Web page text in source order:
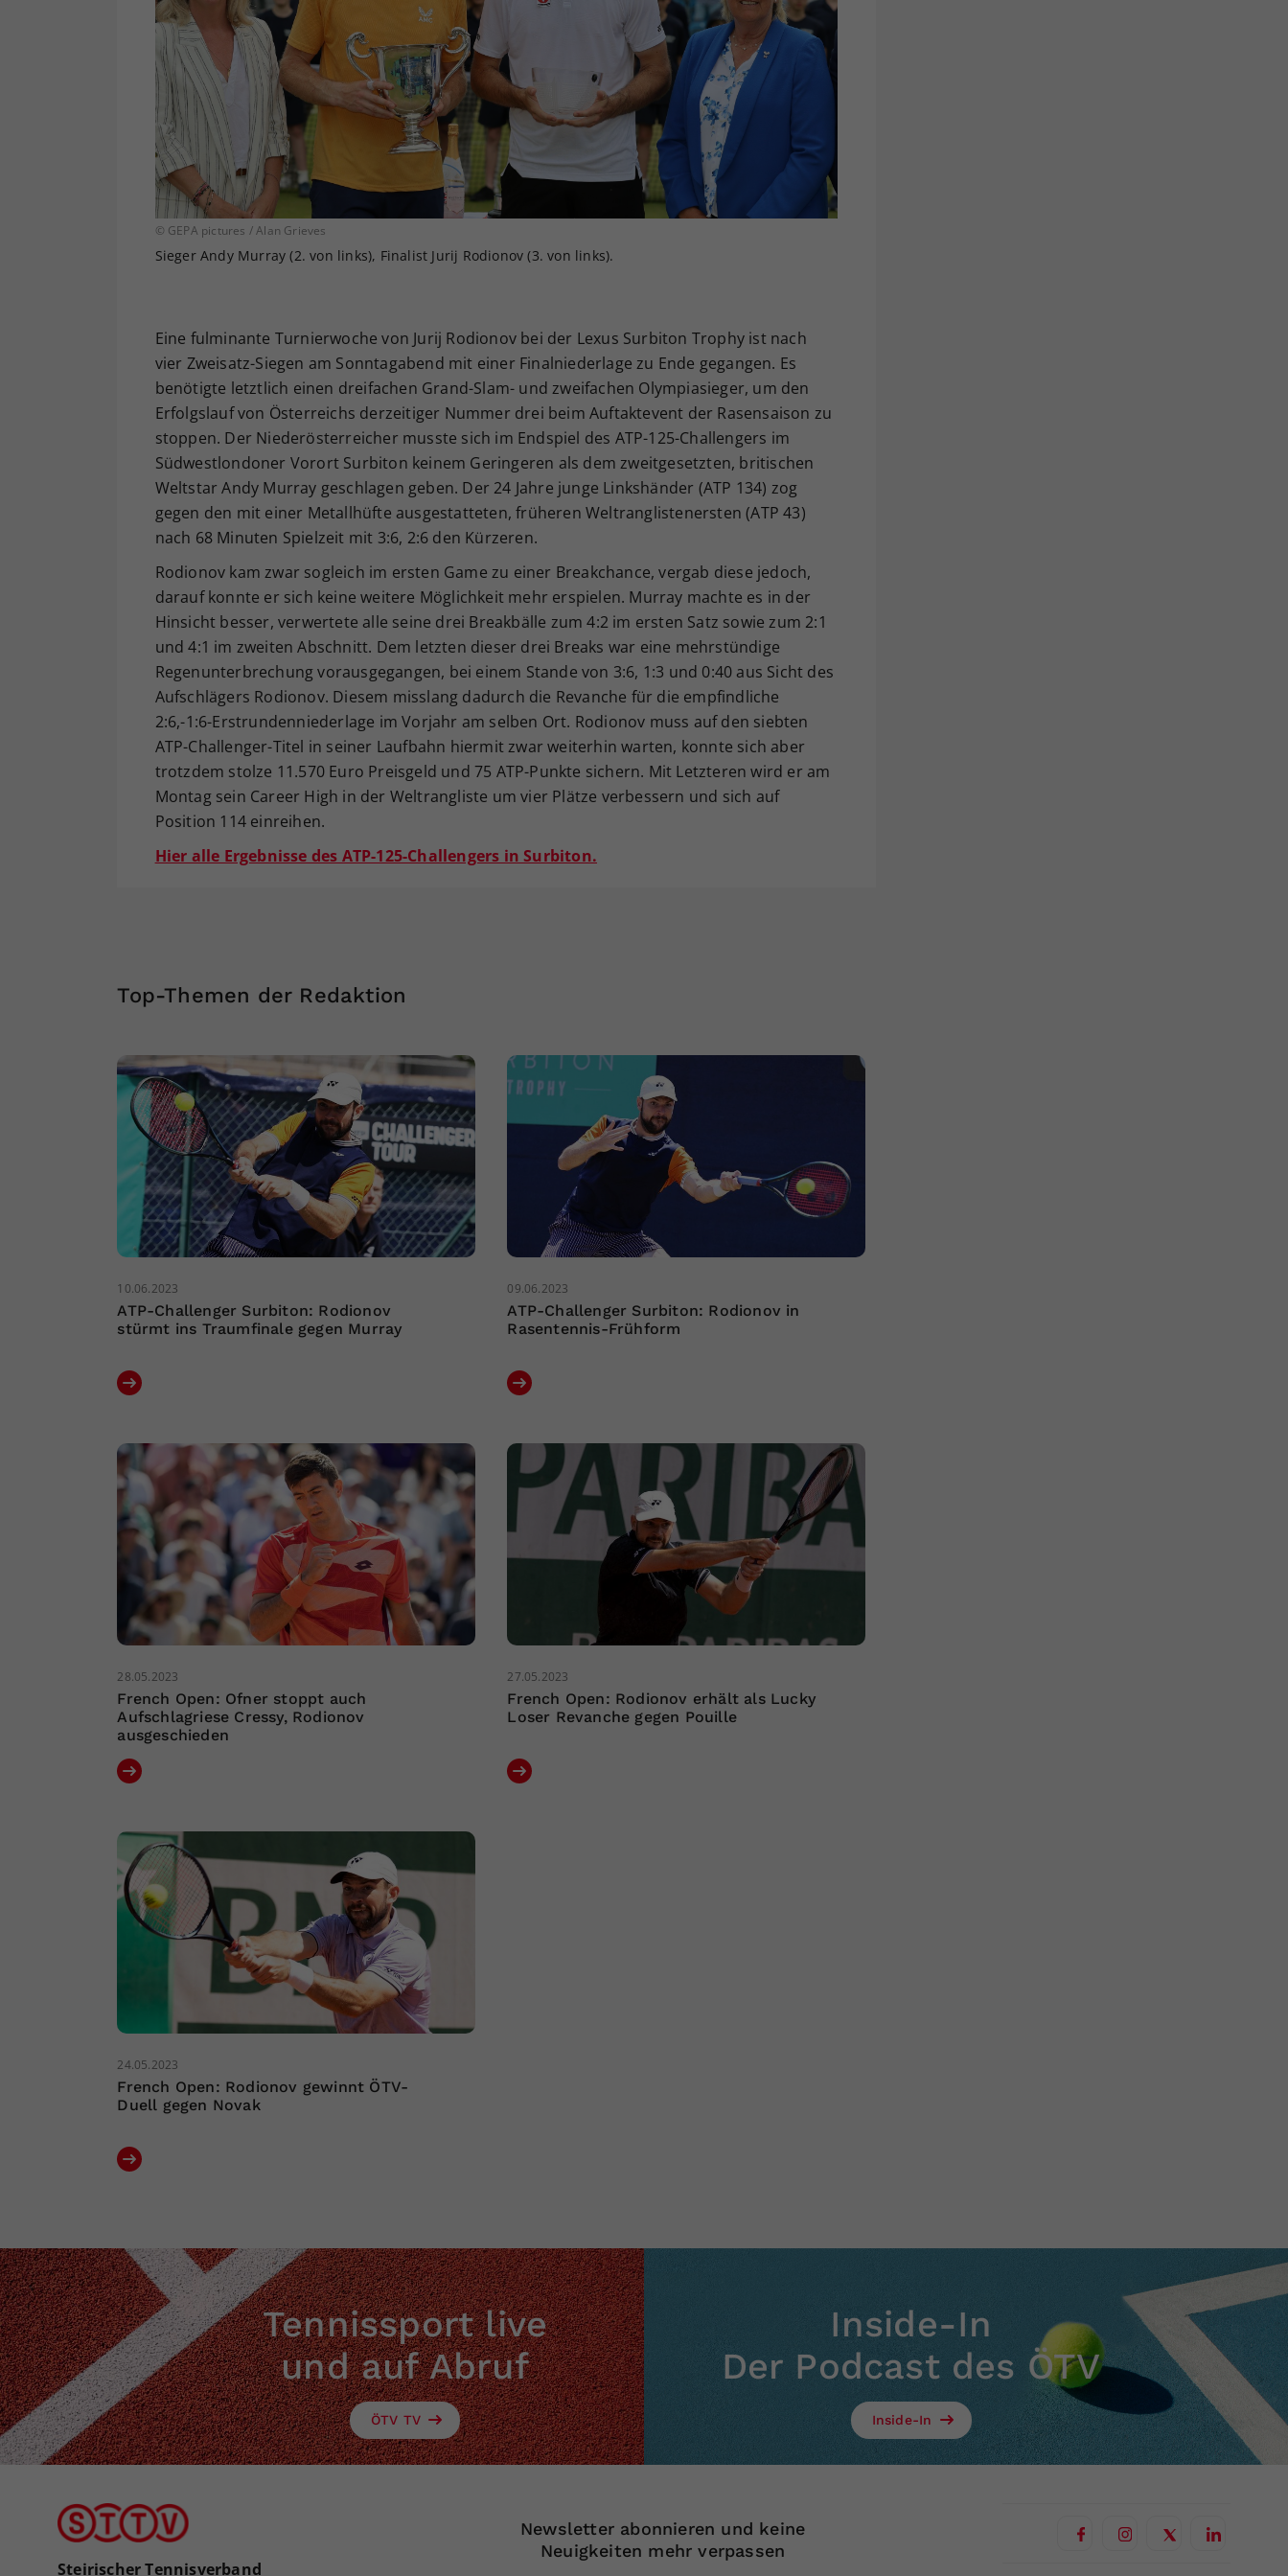
© GEPA pictures / Alan Grieves
Sieger Andy Murray (2. von links), Finalist Jurij Rodionov (3. von links).
Eine fulminante Turnierwoche von Jurij Rodionov bei der Lexus Surbiton Trophy ist nach
vier Zweisatz-Siegen am Sonntagabend mit einer Finalniederlage zu Ende gegangen. Es
benötigte letztlich einen dreifachen Grand-Slam- und zweifachen Olympiasieger, um den
Erfolgslauf von Österreichs derzeitiger Nummer drei beim Auftaktevent der Rasensaison zu
stoppen. Der Niederösterreicher musste sich im Endspiel des ATP-125-Challengers im
Südwestlondoner Vorort Surbiton keinem Geringeren als dem zweitgesetzten, britischen
Weltstar Andy Murray geschlagen geben. Der 24 Jahre junge Linkshänder (ATP 134) zog
gegen den mit einer Metallhüfte ausgestatteten, früheren Weltranglistenersten (ATP 43)
nach 68 Minuten Spielzeit mit 3:6, 2:6 den Kürzeren.
Rodionov kam zwar sogleich im ersten Game zu einer Breakchance, vergab diese jedoch,
darauf konnte er sich keine weitere Möglichkeit mehr erspielen. Murray machte es in der
Hinsicht besser, verwertete alle seine drei Breakbälle zum 4:2 im ersten Satz sowie zum 2:1
und 4:1 im zweiten Abschnitt. Dem letzten dieser drei Breaks war eine mehrstündige
Regenunterbrechung vorausgegangen, bei einem Stande von 3:6, 1:3 und 0:40 aus Sicht des
Aufschlägers Rodionov. Diesem misslang dadurch die Revanche für die empfindliche
2:6,-1:6-Erstrundenniederlage im Vorjahr am selben Ort. Rodionov muss auf den siebten
ATP-Challenger-Titel in seiner Laufbahn hiermit zwar weiterhin warten, konnte sich aber
trotzdem stolze 11.570 Euro Preisgeld und 75 ATP-Punkte sichern. Mit Letzteren wird er am
Montag sein Career High in der Weltrangliste um vier Plätze verbessern und sich auf
Position 114 einreihen.
Hier alle Ergebnisse des ATP-125-Challengers in Surbiton.
Top-Themen der Redaktion
10.06.2023
ATP-Challenger Surbiton: Rodionov
stürmt ins Traumfinale gegen Murray
09.06.2023
ATP-Challenger Surbiton: Rodionov in
Rasentennis-Frühform
28.05.2023
French Open: Ofner stoppt auch
Aufschlagriese Cressy, Rodionov
ausgeschieden
27.05.2023
French Open: Rodionov erhält als Lucky
Loser Revanche gegen Pouille
24.05.2023
French Open: Rodionov gewinnt ÖTV-
Duell gegen Novak
Tennissport live
und auf Abruf
ÖTV TV
Inside-In
Der Podcast des ÖTV
Inside-In
Steirischer Tennisverband
Newsletter abonnieren und keine
Neuigkeiten mehr verpassen
Ihrer vorgenommen Einstellungen, falls der
Webseiten-Betreiber dies eingestellt hat.